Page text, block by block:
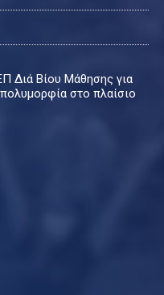
Διά Βίου Μάθησης για
στο πλαίσιο